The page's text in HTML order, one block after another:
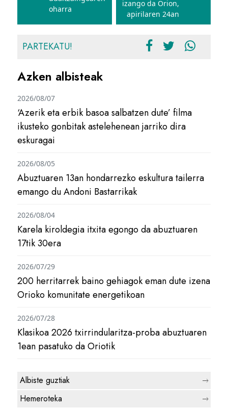
oharra
izango da Orion,
apirilaren 24an
PARTEKATU!
Azken albisteak
‘Azerik eta erbik basoa salbatzen dute’ filma
ikusteko gonbitak astelehenean jarriko dira
eskuragai
2026/08/07
Abuztuaren 13an hondarrezko eskultura tailerra
emango du Andoni Bastarrikak
2026/08/05
Karela kiroldegia itxita egongo da abuztuaren
17tik 30era
2026/08/04
200 herritarrek baino gehiagok eman dute izena
Orioko komunitate energetikoan
2026/07/29
Klasikoa 2026 txirrindularitza-proba abuztuaren
1ean pasatuko da Oriotik
2026/07/28
Albiste guztiak
Hemeroteka